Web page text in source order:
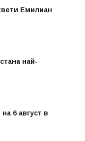
Емилиан
най-
6 август в